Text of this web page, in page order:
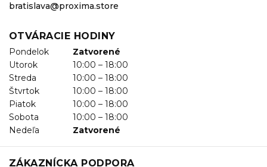
bratislava@proxima.store
OTVÁRACIE HODINY
Pondelok
Zatvorené
Utorok
10:00 – 18:00
Streda
10:00 – 18:00
Štvrtok
10:00 – 18:00
Piatok
10:00 – 18:00
Sobota
10:00 – 18:00
Nedeľa
Zatvorené
ZÁKAZNÍCKA PODPORA